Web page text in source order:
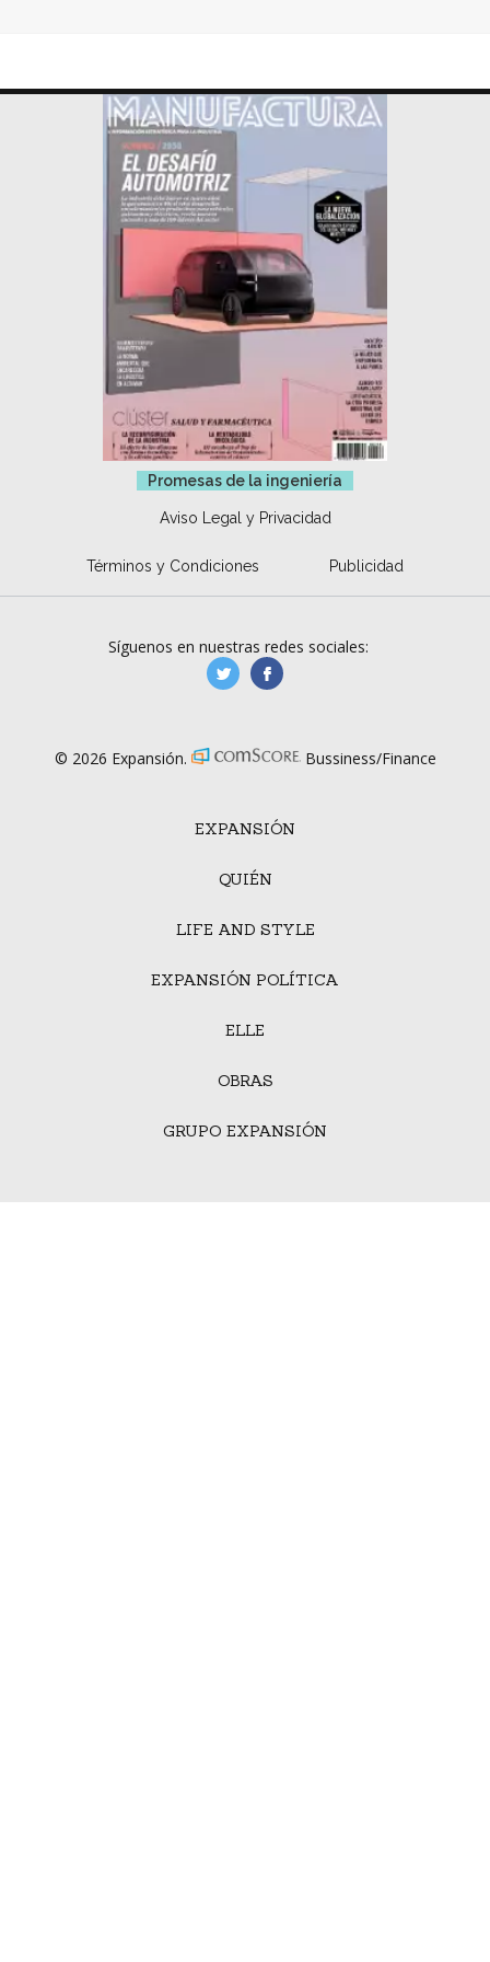
Promesas de la ingeniería
Aviso Legal y Privacidad
Términos y Condiciones Publicidad
EXPANSIÓN
QUIÉN
LIFE AND STYLE
EXPANSIÓN POLÍTICA
ELLE
OBRAS
GRUPO EXPANSIÓN
Síguenos en nuestras redes sociales:
manufacturaGE
© 2026 Expansión. Bussiness/Finance